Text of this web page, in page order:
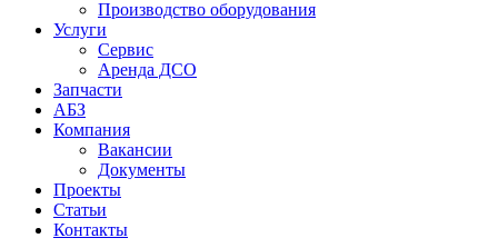
Производство оборудования
Услуги
Сервис
Аренда ДСО
Запчасти
АБЗ
Компания
Вакансии
Документы
Проекты
Статьи
Контакты